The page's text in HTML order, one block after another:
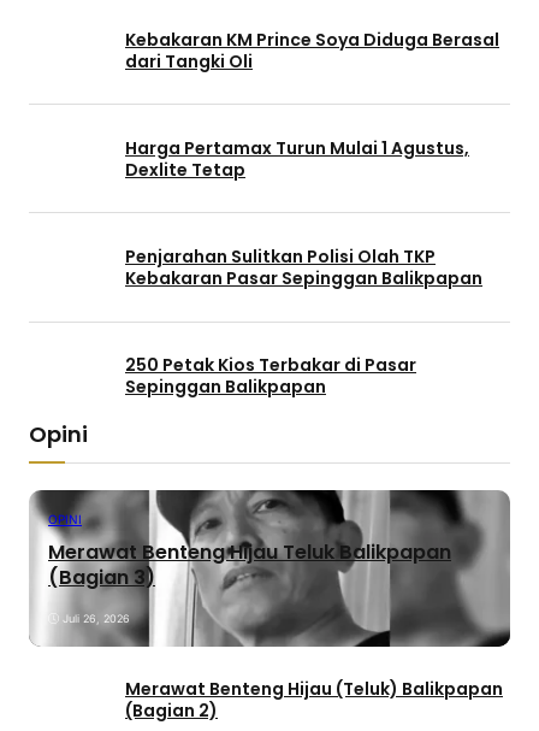
Kebakaran KM Prince Soya Diduga Berasal
dari Tangki Oli
Harga Pertamax Turun Mulai 1 Agustus,
Dexlite Tetap
Penjarahan Sulitkan Polisi Olah TKP
Kebakaran Pasar Sepinggan Balikpapan
250 Petak Kios Terbakar di Pasar
Sepinggan Balikpapan
Opini
OPINI
Merawat Benteng Hijau Teluk Balikpapan
(Bagian 3)
Juli 26, 2026
Merawat Benteng Hijau (Teluk) Balikpapan
(Bagian 2)